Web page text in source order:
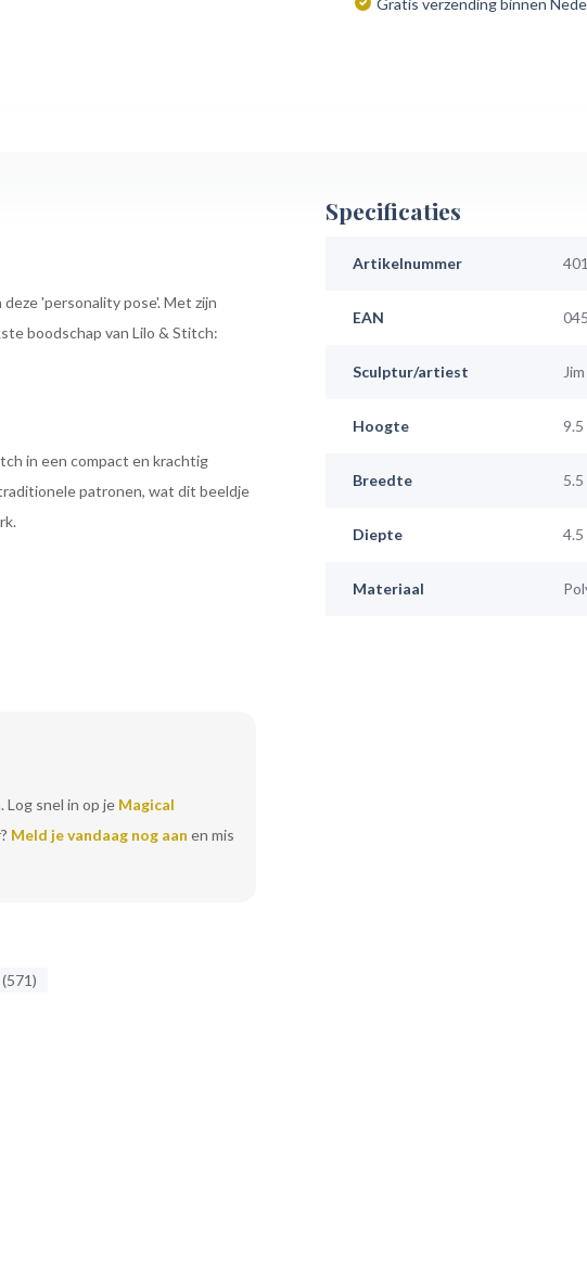
Gratis verzending binnen
'personality pose'. Met zijn
boodschap van Lilo & Stitch:
in een compact en krachtig
patronen, wat dit beeldje
snel in op je Magical
Meld je vandaag nog aan en mis
Specificaties
Artikelnummer
EAN
Sculptur/artiest
Hoogte 9.5
Breedte 5.5
Diepte 4.5
Materiaal